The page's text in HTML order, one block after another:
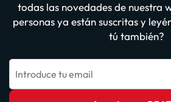
todas las novedades de nuestra
personas ya están suscritas y
tú también?
Introduce tu email